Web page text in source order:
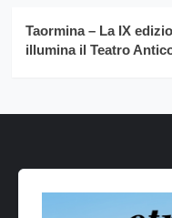
Taormina – La IX
illumina il Teatro